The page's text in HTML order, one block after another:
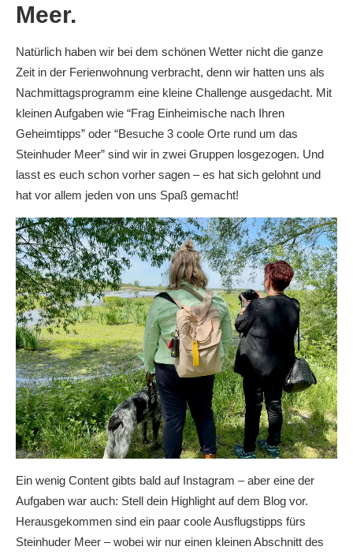
Meer.
Natürlich haben wir bei dem schönen Wetter nicht die ganze
Zeit in der Ferienwohnung verbracht, denn wir hatten uns als
Nachmittagsprogramm eine kleine Challenge ausgedacht. Mit
kleinen Aufgaben wie “Frag Einheimische nach Ihren
Geheimtipps” oder “Besuche 3 coole Orte rund um das
Steinhuder Meer” sind wir in zwei Gruppen losgezogen. Und
lasst es euch schon vorher sagen – es hat sich gelohnt und
hat vor allem jeden von uns Spaß gemacht!
Ein wenig Content gibts bald auf Instagram – aber eine der
Aufgaben war auch: Stell dein Highlight auf dem Blog vor.
Herausgekommen sind ein paar coole Ausflugstipps fürs
Steinhuder Meer – wobei wir nur einen kleinen Abschnitt des